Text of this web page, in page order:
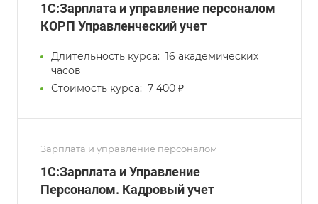
1C:Зарплата и управление персоналом
КОРП Управленческий учет
Длительность курса: 16 академических
часов
Стоимость курса: 7 400 ₽
Зарплата и управление персоналом
1С:Зарплата и Управление
Персоналом. Кадровый учет